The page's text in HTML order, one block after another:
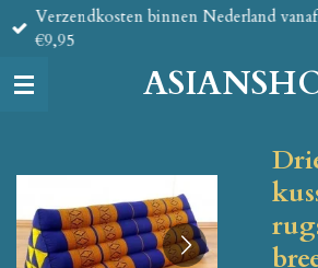
Ga
direct
de
Verzendkosten binnen Nederland
€9,95